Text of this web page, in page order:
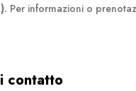
. Per informazioni o
contatto